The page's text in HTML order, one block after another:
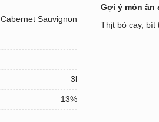
Cabernet Sauvignon
3l
13%
Gợi ý món ăn
Thịt bò cay, bít